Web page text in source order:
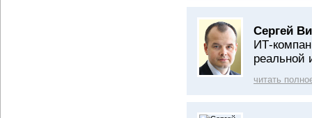
Сергей
ИТ-
реальной
читать